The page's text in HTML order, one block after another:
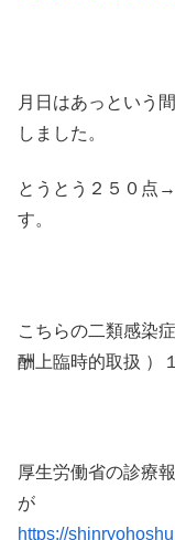
月日はあっという
しました。
とうとう２５０点
す。
こちらの二類感染
酬上臨時的取扱 ）
厚生労働省の診療
が
https://